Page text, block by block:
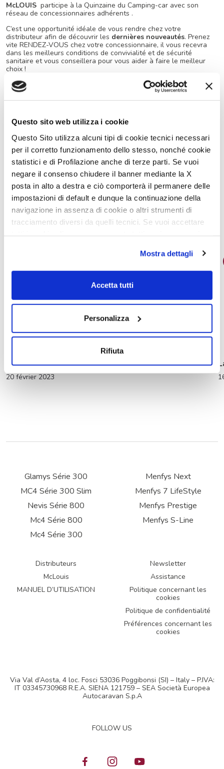
Questo sito web utilizza i cookie
Questo Sito utilizza alcuni tipi di cookie tecnici necessari
per il corretto funzionamento dello stesso, nonché cookie
statistici e di Profilazione anche di terze parti. Se vuoi
negare il consenso chiudere il banner mediante la X
posta in alto a destra e ciò comporterà il permanere delle
impostazioni di default e dunque la continuazione della
navigazione in assenza di cookie o altri strumenti di
tracciamento diversi da quelli tecnici. Se vuoi accettare
su acconsento selezionati. Se vuoi saperne di più clicca
qui. Cliccando sul tasto "Acconsento" permetti l'utilizzo
Mostra dettagli
Accetta tutti
Personalizza
Rifiuta
McLOUIS participe à la Quinzaine du Camping-car avec son
réseau de concessionnaires adhérents .
C’est une opportunité idéale de vous rendre chez votre
distributeur afin de découvrir les dernières nouveautés. Prenez
vite RENDEZ-VOUS chez votre concessionnaire, il vous recevra
dans les meilleurs conditions de convivialité et de sécurité
sanitaire et vous conseillera pour vous aider à faire le meilleur
choix !
Retrouvez toutes les informations de la quinzaine du camping-car
surson site Internet
Partagez l’actualité sur les réseaux sociaux
La Quinzaine du Camping-Car
20 février 2023
Glamys Série 300
MC4 Série 300 Slim
Nevis Série 800
Mc4 Série 800
Mc4 Série 300
Menfys Next
Menfys 7 LifeStyle
Menfys Prestige
Menfys S-Line
Distributeurs
McLouis
MANUEL D’UTILISATION
Newsletter
Assistance
Politique concernant les
cookies
Politique de confidentialité
Préférences concernant les
cookies
Via Val d’Aosta, 4 loc. Fosci 53036 Poggibonsi (SI) – Italy – P.IVA:
IT 03345730968 R.E.A. SIENA 121759 – SEA Società Europea
Autocaravan S.p.A
FOLLOW US